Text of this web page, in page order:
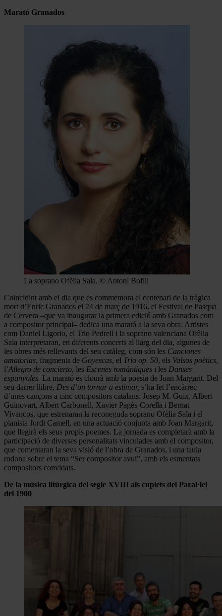
Marató Granados
La soprano Ofèlia Sala. © Antoni Bofill
Coincidint amb el dia que es commemora el centenari de la tràgica
mort d’Enric Granados el 24 de març de 1916, el Festival de Pasqua
de Cervera –que va inaugurar la primera edició amb Granados com
a compositor principal– dedica una marató a la seva obra. Artistes
com Daniel Ligorio, el Trio Pedrell i la soprano valenciana Ofèlia
Sala interpretaran, en diferents concerts al llarg del dia, algunes de
les obres més rellevants del seu catàleg, com són les Canciones
amatorias, fragments de Goyescas, el Trio op. 50, els Valsos poètics,
l’Allegro de concierto, les Escenes romàntiques i les Danses
espanyoles. La marató es clourà amb la poesia de Joan Margarit. Del
seu darrer llibre, Des d’on tornar a estimar, s’ha fet l’encàrrec
d’unes cançons a cinc compositors catalans: Josep M. Guix, Albert
Guinovart, Albert Carbonell, Xavier Pagès-Corella i Bernat
Vivancos, que estrenaran la reconeguda soprano Ofèlia Sala i el
pianista Jordi Camell, en una actuació conjunta amb Joan Margarit,
que llegirà els seus propis poemes. La jornada es completarà amb la
participació de diverses personalitats vinculades amb el compositor,
que comentaran la seva visió de l’obra de Granados, i una taula
rodona sobre el tema “Ser compositor avui”, amb els esmentats
compositors convidats.
De la música litúrgica del segle XVIII als cuplets del Paral·lel
del 1900